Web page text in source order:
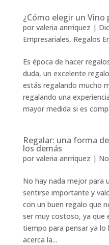
¿Cómo elegir un Vino
por valeria anrriquez |
Empresariales, Regalos
Es época de hacer
duda, un excelente
estás regalando mucho
regalando una
mayor medida si es
Regalar: una forma
los demás
por valeria anrriquez |
No hay nada mejor para
sentirse importante y
con un buen regalo que
ser muy costoso, ya que
tiempo para pensar ya
acerca la...